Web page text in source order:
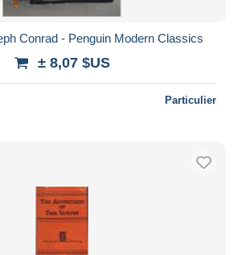
Conrad - Penguin Modern Classics
± 8,07 $US
Particulier